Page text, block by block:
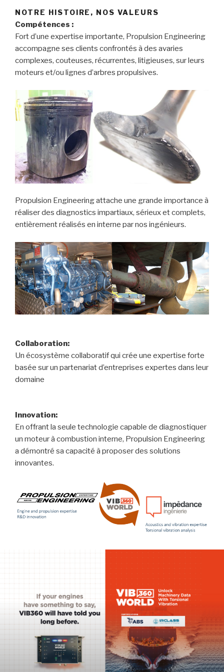
NOTRE HISTOIRE, NOS VALEURS
Compétences :
Fort d’une expertise importante, Propulsion Engineering
accompagne ses clients confrontés à des avaries
complexes, couteuses, récurrentes, litigieuses, sur leurs
moteurs et/ou lignes d’arbres propulsives.
Propulsion Engineering attache une grande importance à
réaliser des diagnostics impartiaux, sérieux et complets,
entièrement réalisés en interne par nos ingénieurs.
Collaboration:
Un écosystème collaboratif qui crée une expertise forte
basée sur un partenariat d’entreprises expertes dans leur
domaine
Innovation:
En offrant la seule technologie capable de diagnostiquer
un moteur à combustion interne, Propulsion Engineering
a démontré sa capacité à proposer des solutions
innovantes.